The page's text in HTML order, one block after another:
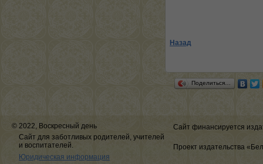
Назад
Поделиться…
© 2022, Воскресный день
Сайт для заботливых родителей, учителей
и воспитателей.
Юридическая информация
Сайт финансируется
Проект издательства